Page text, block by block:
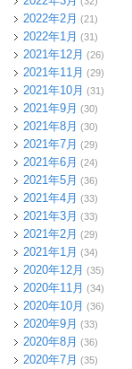
2022年2月 (21)
2022年1月 (31)
2021年12月 (26)
2021年11月 (29)
2021年10月 (31)
2021年9月 (30)
2021年8月 (30)
2021年7月 (29)
2021年6月 (24)
2021年5月 (36)
2021年4月 (33)
2021年3月 (33)
2021年2月 (29)
2021年1月 (34)
2020年12月 (35)
2020年11月 (34)
2020年10月 (36)
2020年9月 (33)
2020年8月 (36)
2020年7月 (35)